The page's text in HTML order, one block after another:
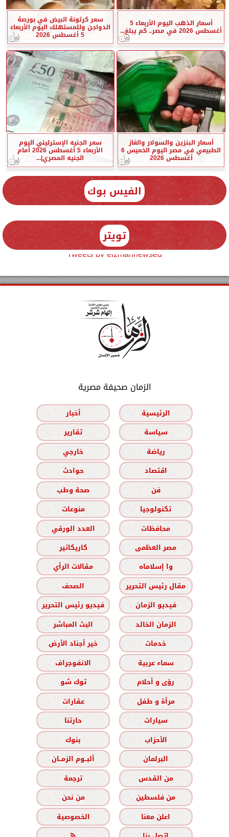
أسعار الذهب اليوم الأربعاء 5
أغسطس 2026 في مصر.. كم يبلغ...
سعر كرتونة البيض في بورصة
الدواجن وللمستهلك اليوم الأربعاء
5 أغسطس 2026
أسعار البنزين والسولار والغاز
الطبيعي في مصر اليوم الخميس 6
أغسطس 2026
سعر الجنيه الإسترليني اليوم
الأربعاء 5 أغسطس 2026 أمام
الجنيه المصري|...
الفيس بوك
تويتر
Tweets by elzmannewseg
الزمان صحيفة مصرية
الرئيسية
أخبار
سياسة
تقارير
رياضة
خارجي
اقتصاد
حوادث
فن
صحة وطب
تكنولوجيا
منوعات
محافظات
العدد الورقي
مصر العظمى
كاريكاتير
وا إسلاماه
مقالات الرأي
مقال رئيس التحرير
الصحف
فيديو الزمان
فيديو رئيس التحرير
الزمان الخالد
البث المباشر
خدمات
خير أجناد الأرض
سماء عربية
الانفوجراف
رؤى و أحلام
توك شو
مرأة و طفل
عقارات
سيارات
حارتنا
الأحزاب
بنوك
البرلمان
ألبــوم الزمــان
من القدس
ترجمة
من فلسطين
من نحن
اعلن معنا
الخصوصية